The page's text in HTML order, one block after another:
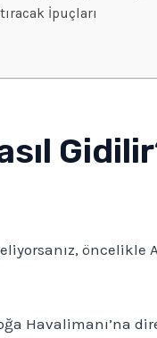
İpuçları
Havalimanı’na